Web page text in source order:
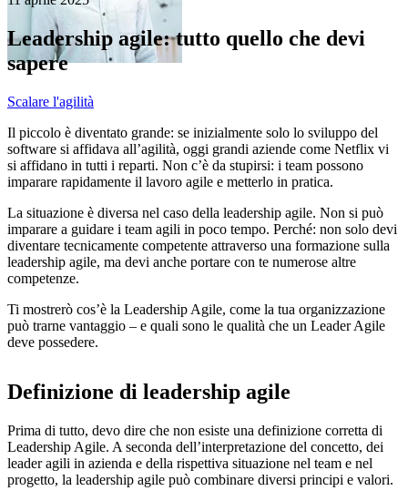
Leadership agile: tutto quello che devi
sapere
Scalare l'agilità
Il piccolo è diventato grande: se inizialmente solo lo sviluppo del
software si affidava all’agilità, oggi grandi aziende come Netflix vi
si affidano in tutti i reparti. Non c’è da stupirsi: i team possono
imparare rapidamente il lavoro agile e metterlo in pratica.
La situazione è diversa nel caso della leadership agile. Non si può
imparare a guidare i team agili in poco tempo. Perché: non solo devi
diventare tecnicamente competente attraverso una formazione sulla
leadership agile, ma devi anche portare con te numerose altre
competenze.
Ti mostrerò cos’è la Leadership Agile, come la tua organizzazione
può trarne vantaggio – e quali sono le qualità che un Leader Agile
deve possedere.
Definizione di leadership agile
Prima di tutto, devo dire che non esiste una definizione corretta di
Leadership Agile. A seconda dell’interpretazione del concetto, dei
leader agili in azienda e della rispettiva situazione nel team e nel
progetto, la leadership agile può combinare diversi principi e valori.